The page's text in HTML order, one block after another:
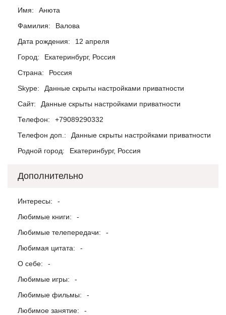
Имя:
Анюта
Фамилия:
Валова
Дата рождения:
12 апреля
Город:
Екатеринбург, Россия
Страна:
Россия
Skype:
Данные скрыты настройками приватности
Сайт:
Данные скрыты настройками приватности
Телефон:
+79089290332
Телефон доп.:
Данные скрыты настройками приватности
Родной город:
Екатеринбург, Россия
Дополнительно
Интересы:
-
Любимые книги:
-
Любимые телепередачи:
-
Любимая цитата:
-
О себе:
-
Любимые игры:
-
Любимые фильмы:
-
Любимое занятие:
-